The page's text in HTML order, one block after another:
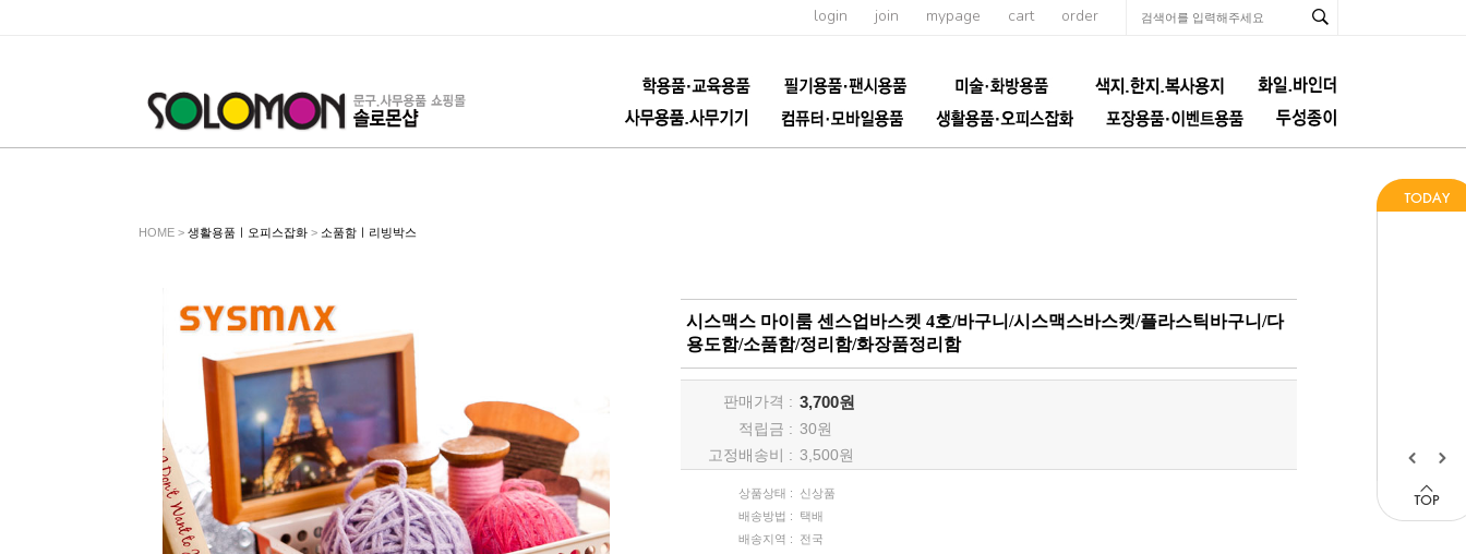
login join mypage cart order
HOME > 생활용품ㅣ오피스잡화 > 소품함ㅣ리빙박스
시스맥스 마이룸 센스업바스켓 4호/바구니/시스맥스바스켓/플라스틱바구니/다
용도함/소품함/정리함/화장품정리함
판매가격 : 3,700원
적립금 : 30원
고정배송비 : 3,500원
상품상태 :
신상품
배송방법 :
택배
배송지역 :
전국